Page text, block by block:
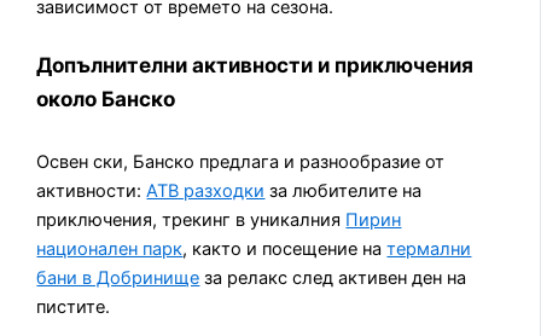
зависимост от времето на сезона.
Допълнителни активности и приключения
около Банско
Освен ски, Банско предлага и разнообразие от
активности:АТВ разходки за любителите на
приключения, трекинг в уникалния Пирин
национален парк, както и посещение натермални
бани в Добринище за релакс след активен ден на
пистите.